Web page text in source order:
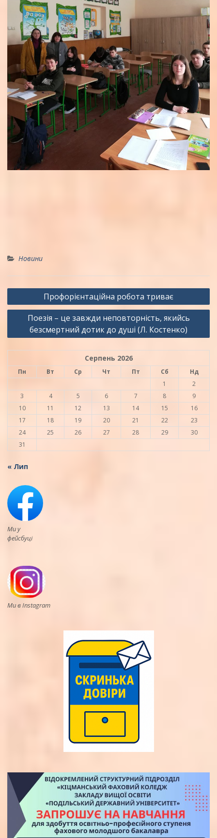
Новини
Навігація
записів
Профорієнтаційна робота триває
Поезія – це завжди неповторність, якийсь
безсмертний дотик до душі (Л. Костенко)
Серпень 2026
Пн Вт Ср Чт Пт Сб
Нд
1
2
3
4 5 6 7 8
9
10
11 12 13 14 15
16
17
18 19 20 21 22
23
24
25 26 27 28 29
30
31
« Лип
Ми у
фейсбуці
Ми в Instagram